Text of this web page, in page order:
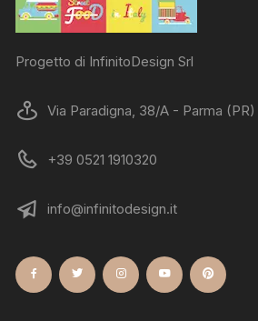
Progetto di InfinitoDesign Srl
Via Paradigna, 38/A - Parma (PR)
+39 0521 1910320
info@infinitodesign.it